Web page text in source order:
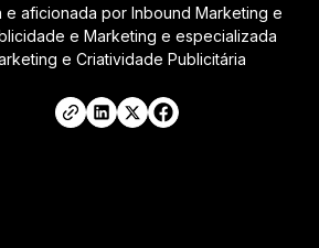
e aficionada por Inbound Marketing e
e Marketing e especializada
e Criatividade Publicitária